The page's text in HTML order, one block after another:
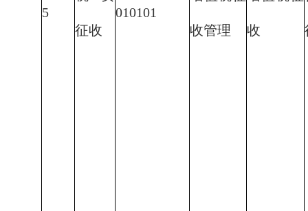
5
征收
010101
收管理 收